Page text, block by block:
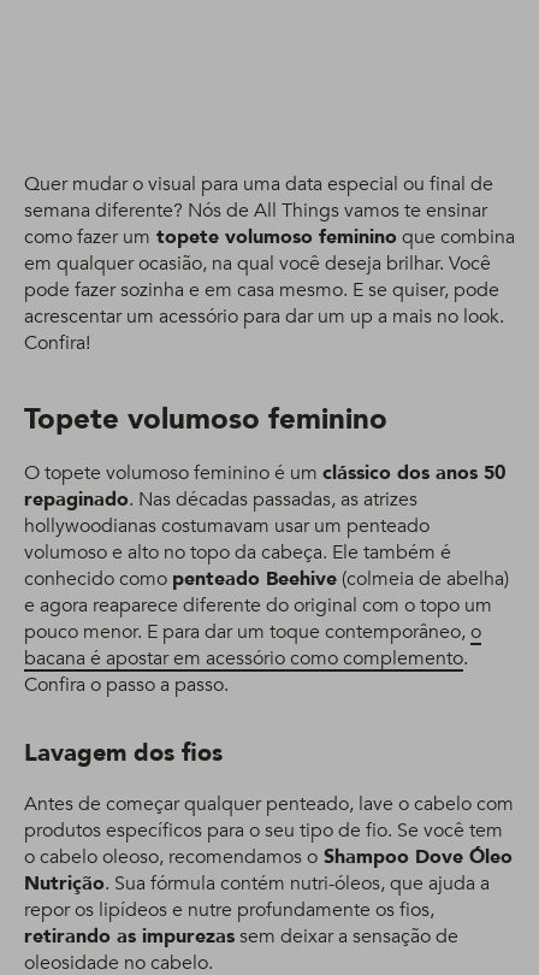
Quer mudar o visual para uma data especial ou final de
semana diferente? Nós de All Things vamos te ensinar
como fazer um topete volumoso feminino que combina
em qualquer ocasião, na qual você deseja brilhar. Você
pode fazer sozinha e em casa mesmo. E se quiser, pode
acrescentar um acessório para dar um up a mais no look.
Confira!
Topete volumoso feminino
O topete volumoso feminino é um clássico dos anos 50
repaginado. Nas décadas passadas, as atrizes
hollywoodianas costumavam usar um penteado
volumoso e alto no topo da cabeça. Ele também é
conhecido como penteado Beehive (colmeia de abelha)
e agora reaparece diferente do original com o topo um
pouco menor. E para dar um toque contemporâneo,o
bacana é apostar em acessório como complemento.
Confira o passo a passo.
Lavagem dos fios
Antes de começar qualquer penteado, lave o cabelo com
produtos específicos para o seu tipo de fio. Se você tem
o cabelo oleoso, recomendamos o Shampoo Dove Óleo
Nutrição. Sua fórmula contém nutri-óleos, que ajuda a
repor os lipídeos e nutre profundamente os fios,
retirando as impurezassem deixar a sensação de
oleosidade no cabelo.